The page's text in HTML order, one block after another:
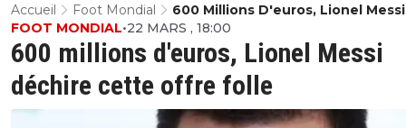
Accueil Foot Mondial
600 Millions D'euros, Lionel Messi
Déchire Cette Offre Folle
600 millions d'euros, Lionel Messi
déchire cette offre folle
FOOT MONDIAL•22 MARS , 18:00